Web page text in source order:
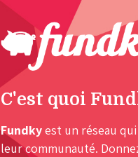
C'est quoi
Fundkyest un réseau
leur communauté.